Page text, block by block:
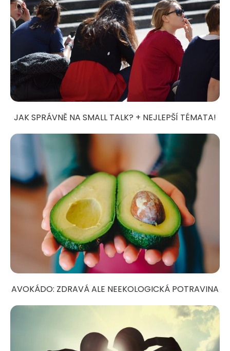
JAK SPRÁVNĚ NA SMALL TALK? + NEJLEPŠÍ TÉMATA!
AVOKÁDO: ZDRAVÁ ALE NEEKOLOGICKÁ POTRAVINA